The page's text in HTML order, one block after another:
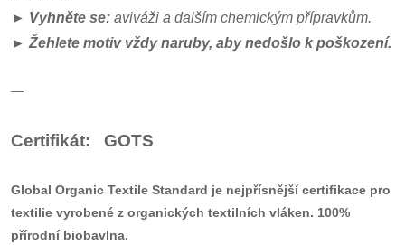
► Vyhněte se: aviváži a dalším chemickým přípravkům.
► Žehlete motiv vždy naruby, aby nedošlo k poškození.
—
Certifikát: GOTS
Global Organic Textile Standard je nejpřísnější certifikace pro
textilie vyrobené z organických textilních vláken. 100%
přírodní biobavlna.